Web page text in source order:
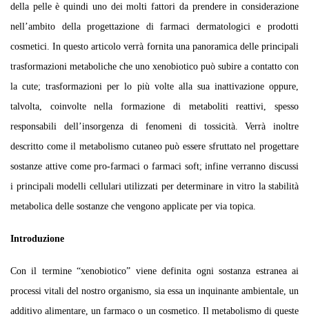
della pelle è quindi uno dei molti fattori da prendere in considerazione
nell’ambito della progettazione di farmaci dermatologici e prodotti
cosmetici. In questo articolo verrà fornita una panoramica delle principali
trasformazioni metaboliche che uno xenobiotico può subire a contatto con
la cute; trasformazioni per lo più volte alla sua inattivazione oppure,
talvolta, coinvolte nella formazione di metaboliti reattivi, spesso
responsabili dell’insorgenza di fenomeni di tossicità. Verrà inoltre
descritto come il metabolismo cutaneo può essere sfruttato nel progettare
sostanze attive come pro-farmaci o farmaci soft; infine verranno discussi
i principali modelli cellulari utilizzati per determinare in vitro la stabilità
metabolica delle sostanze che vengono applicate per via topica.
Introduzione
Con il termine “xenobiotico” viene definita ogni sostanza estranea ai
processi vitali del nostro organismo, sia essa un inquinante ambientale, un
additivo alimentare, un farmaco o un cosmetico. Il metabolismo di queste